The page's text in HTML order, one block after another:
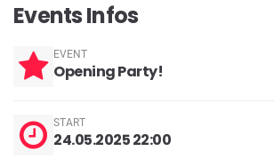
Events Infos
EVENT
Opening Party!
START
24.05.2025 22:00